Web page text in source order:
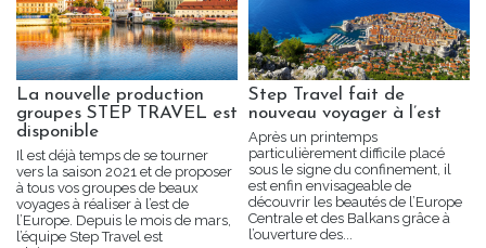
La nouvelle production
groupes STEP TRAVEL est
disponible
Il est déjà temps de se tourner
vers la saison 2021 et de proposer
à tous vos groupes de beaux
voyages à réaliser à l’est de
l’Europe. Depuis le mois de mars,
l’équipe Step Travel est
Step Travel fait de
nouveau voyager à l’est
Après un printemps
particulièrement difficile placé
sous le signe du confinement, il
est enfin envisageable de
découvrir les beautés de l’Europe
Centrale et des Balkans grâce à
l’ouverture des...